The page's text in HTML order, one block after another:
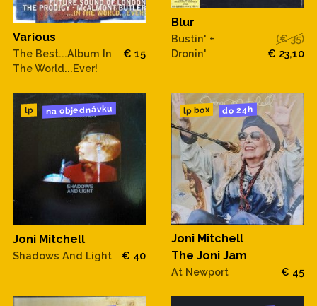
Various
The Best...Album In
The World...Ever!
€ 15
Blur
Bustin' +
Dronin'
(€ 35)
€ 23,10
lp na objednávku
Joni Mitchell
Shadows And Light € 40
lp box do 24h
Joni Mitchell
The Joni Jam
At Newport € 45